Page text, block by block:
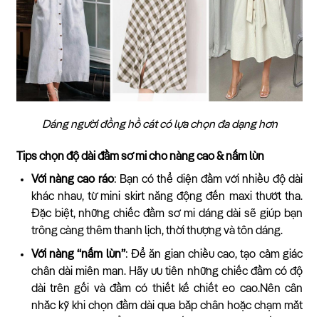
Dáng người đồng hồ cát có lựa chọn đa dạng hơn
Tips chọn độ dài đầm sơ mi cho nàng cao & nấm lùn
Với nàng cao ráo: Bạn có thể diện đầm với nhiều độ dài
khác nhau, từ mini skirt năng động đến maxi thướt tha.
Đặc biệt, những chiếc đầm sơ mi dáng dài sẽ giúp bạn
trông càng thêm thanh lịch, thời thượng và tôn dáng.
Với nàng “nấm lùn”: Để ăn gian chiều cao, tạo cảm giác
chân dài miên man. Hãy ưu tiên những chiếc đầm có độ
dài trên gối và đầm có thiết kế chiết eo cao.Nên cân
nhắc kỹ khi chọn đầm dài qua bắp chân hoặc chạm mắt